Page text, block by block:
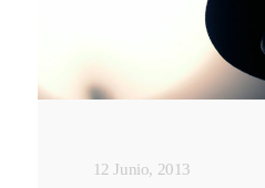
12 Junio, 2013